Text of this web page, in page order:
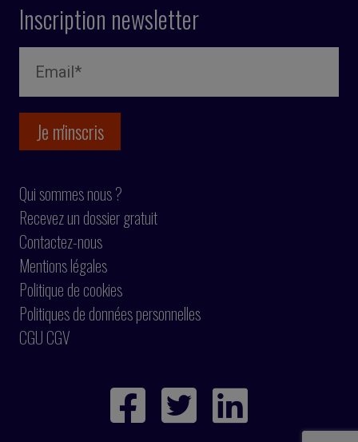
Inscription newsletter
Qui sommes nous ?
Recevez un dossier gratuit
Contactez-nous
Mentions légales
Politique de cookies
Politiques de données personnelles
CGU CGV